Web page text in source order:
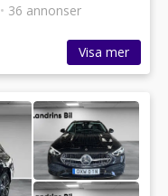
• 36 annonser
Visa mer